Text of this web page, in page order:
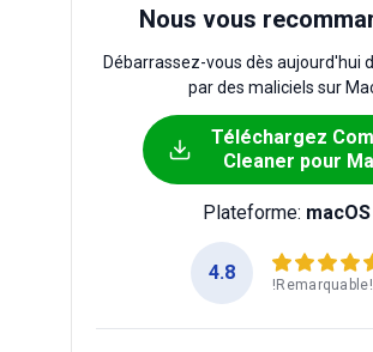
Nous vous
Débarrassez-vous dès aujourd'hui
par des maliciels sur
Téléchargez
Cleaner pour
Plateforme: macOS
4.8
!Remarquable!